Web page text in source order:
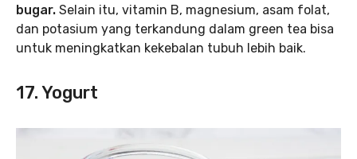
bugar. Selain itu, vitamin B, magnesium, asam folat,
dan potasium yang terkandung dalam green tea bisa
untuk meningkatkan kekebalan tubuh lebih baik.
17. Yogurt